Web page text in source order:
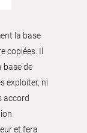
la base
copiées. Il
base de
exploiter, ni
accord
et fera